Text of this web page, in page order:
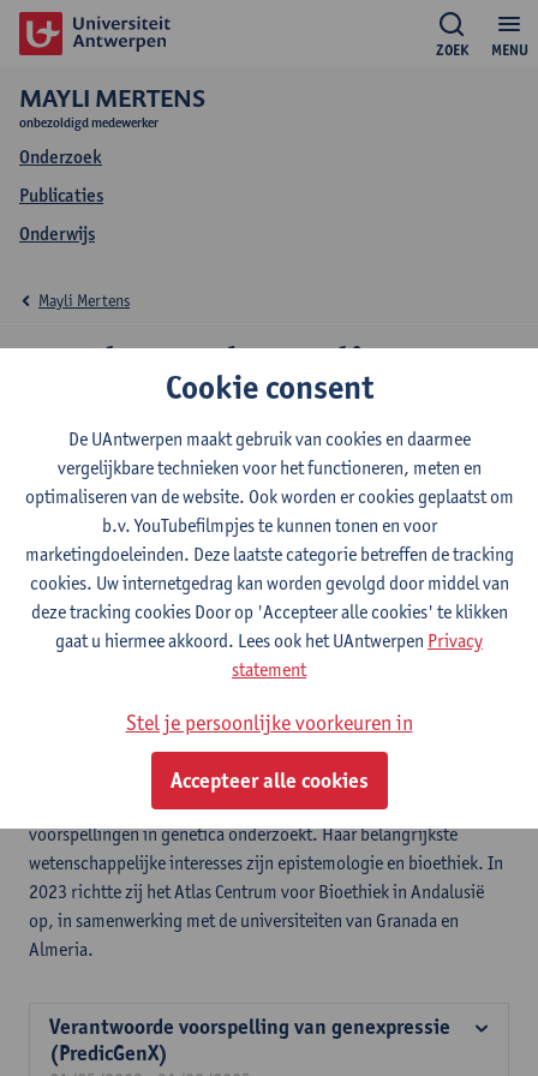
MENU
ZOEK
MAYLI MERTENS
onbezoldigd medewerker
Onderzoek
Publicaties
Onderwijs
Onderzoek Mayli
Mertens
Mayli Mertens
Onderzoeksgroep
Centrum voor Ethiek
Expertise
Dr. Mayli Mertens onderzoekt hoe zingeving — via menselijke en
feedback-loops dergelijke processen beïnvloedt. Reflexieve
voorspellingen zoals self-fulfilling en self-defeating prophecies
staan hierbij centraal. Mayli kreeg de Marie Curie Fellowship
waarvoor ze de epistemische en ethische implicaties van
voorspellingen in genetica onderzoekt. Haar belangrijkste
wetenschappelijke interesses zijn epistemologie en bioethiek. In
2023 richtte zij het Atlas Centrum voor Bioethiek in Andalusië
op, in samenwerking met de universiteiten van Granada en
Almeria.
Verantwoorde voorspelling van genexpressie
(PredicGenX)
Cookie consent
De UAntwerpen maakt gebruik van cookies en daarmee
vergelijkbare technieken voor het functioneren, meten en
optimaliseren van de website. Ook worden er cookies geplaatst om
b.v. YouTubefilmpjes te kunnen tonen en voor
marketingdoeleinden. Deze laatste categorie betreffen de tracking
cookies. Uw internetgedrag kan worden gevolgd door middel van
deze tracking cookies Door op 'Accepteer alle cookies' te klikken
gaat u hiermee akkoord. Lees ook het UAntwerpen Privacy
statement
Stel je persoonlijke voorkeuren in
Accepteer alle cookies